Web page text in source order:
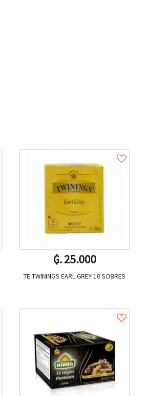
₲. 25.000
TE TWININGS EARL GREY 10 SOBRES